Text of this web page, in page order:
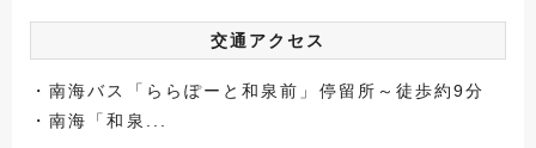
交通アクセス
・南海バス「ららぽーと和泉前」停留所～徒歩約9分
・南海「和泉...